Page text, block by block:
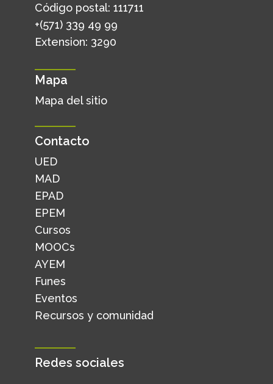
Código postal: 111711
+(571) 339 49 99
Extension: 3290
Mapa
Mapa del sitio
Contacto
UED
MAD
EPAD
EPEM
Cursos
MOOCs
AYEM
Funes
Eventos
Recursos y comunidad
Redes sociales